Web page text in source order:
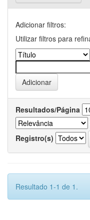
Adicionar filtros:
Utilizar filtros para
Resultados/Página
Registro(s)
Resultado 1-1 de 1.